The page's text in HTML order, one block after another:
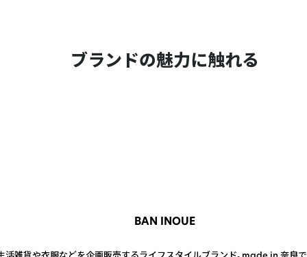
ブランドの魅力に触れる
BAN INOUE